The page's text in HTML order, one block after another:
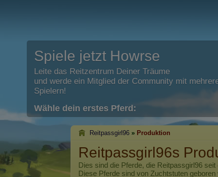
Spiele jetzt Howrse
Leite das Reitzentrum Deiner Träume
und werde ein Mitglied der Community mit
Spielern!
Wähle dein erstes Pferd:
Reitpassgirl96 » Produktion
Reitpassgirl96s
Dies sind die Pferde, die Reitpassgirl96 seit
Diese Pferde sind von Zuchtstuten